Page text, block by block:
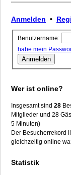
Anmelden •
Benutzername:
habe mein
Wer ist online?
Insgesamt sind 28
Mitglieder und 28
5 Minuten)
Der Besucherrekord
gleichzeitig online
Statistik